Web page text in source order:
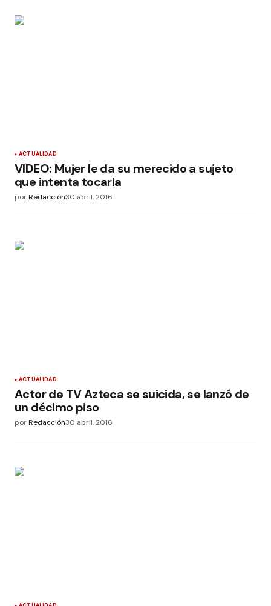
ACTUALIDAD
VIDEO: Mujer le da su merecido a sujeto
que intenta tocarla
porRedacción30 abril, 2016
ACTUALIDAD
Actor de TV Azteca se suicida, se lanzó de
un décimo piso
porRedacción30 abril, 2016